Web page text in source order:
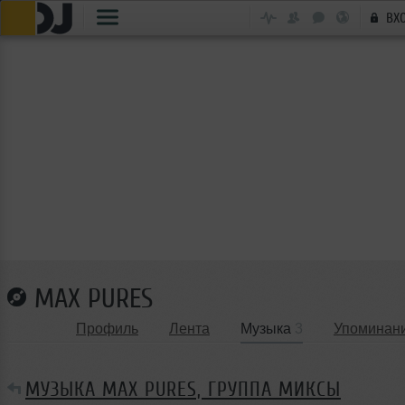
MAX PURES
Профиль Лента Музыка
МУЗЫКА MAX PURES, ГРУППА МИКСЫ